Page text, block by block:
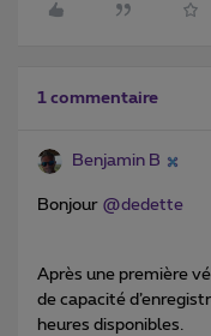
1 commentaire
Benjamin B
Bonjour ​ @dedette
Après une première
de capacité
heures disponibles.